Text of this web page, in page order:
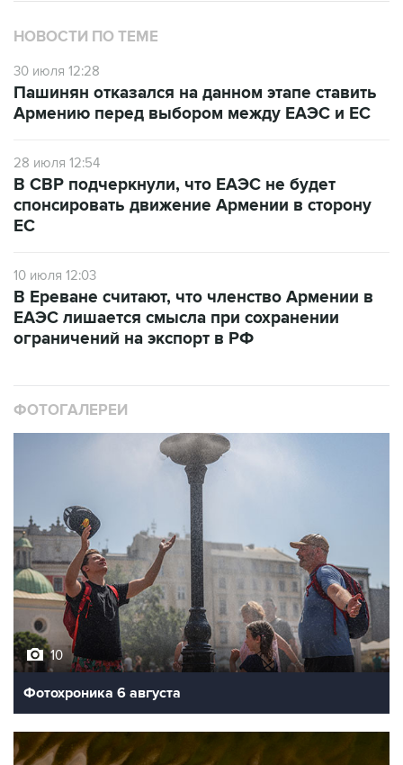
30 июля 12:28
Армению перед выбором между ЕАЭС и ЕС
28 июля 12:54
спонсировать движение Армении в сторону
ЕС
ЕАЭС лишается смысла при сохранении
ограничений на экспорт в РФ
Фотохроника 6 августа